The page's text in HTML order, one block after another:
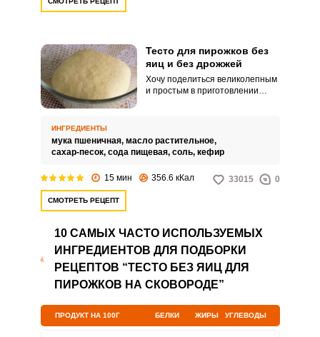
Тесто для пирожков без
яиц и без дрожжей
Хочу поделиться великолепным
и простым в приготовлении
который можно использовать
для приготовления не только
пирожков, но и пиццы или
ИНГРЕДИЕНТЫ
мука пшеничная, масло растительное,
сахар-песок, сода пищевая, соль, кефир
15 мин 356.6 кКал 33015 0
СМОТРЕТЬ РЕЦЕПТ
10 САМЫХ ЧАСТО ИСПОЛЬЗУЕМЫХ
ИНГРЕДИЕНТОВ ДЛЯ ПОДБОРКИ
РЕЦЕПТОВ “ТЕСТО БЕЗ ЯИЦ ДЛЯ
ПИРОЖКОВ НА СКОВОРОДЕ”
ПРОДУКТ НА 100Г БЕЛКИ ЖИРЫ УГЛЕВОДЫ